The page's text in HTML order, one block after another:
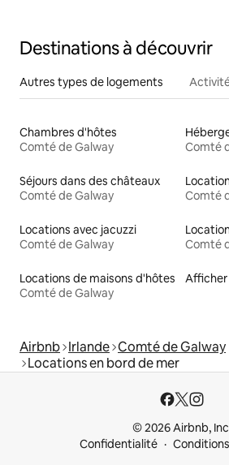
Destinations à découvrir
Autres types de logements
Chambres d'hôtes
Comté de Galway
Comté
Séjours dans des châteaux
Comté de Galway
Comté
Locations avec jacuzzi
Comté de Galway
Comté
Locations de maisons d'hôtes
Comté de Galway
Afficher
Airbnb Irlande Comté de Galway
Locations en bord de mer
© 2026 Airbnb,
Confidentialité